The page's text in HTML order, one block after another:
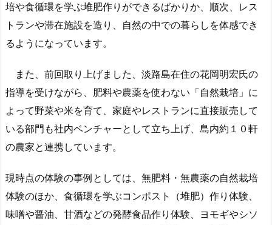
培や食循環を学ぶ堆肥作りができるばかりか、順次、レス
トランや滞在施設を造り、自然の中での暮らしを体感でき
るようになっています。
また、前回取り上げました、淡路島在住の花岡明宏氏の
指導を受けながら、肥料や農薬を使わない「自然栽培」に
よって野菜や米を育て、家庭やレストランに直接販売して
いる部門も社内ベンチャーとして立ち上げ、島内約１０軒
の農家と連携しています。
現時点の体験の事例としては、無肥料・無農薬の自然栽培
体験のほか、食循環を学ぶコンポスト（堆肥）作り体験、
味噌や醤油、甘酒などの発酵食品作り体験、ヨモギやシソ